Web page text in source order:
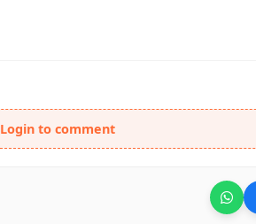
Login to comment